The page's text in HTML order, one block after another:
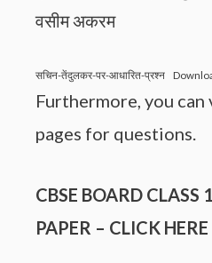
वसीम अकरम
सचिन-तेंदुलकर-पर-आधारित-प्रश्न
Furthermore, you
pages for questions.
CBSE BOARD CLASS
PAPER – CLICK HERE